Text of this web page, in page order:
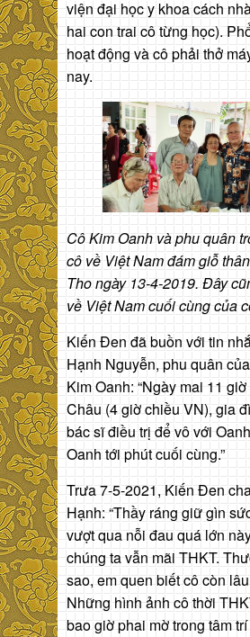
viện đại học y khoa cách
hai con trai cô từng học).
hoạt động và cô phải thở
nay.
Cô Kim Oanh và phu quân
cô về Việt Nam đám giỗ
Tho ngày 13-4-2019. Đây
về Việt Nam cuối cùng của
Kiến Đen đã buồn với tin
Hạnh Nguyễn, phu quân
Kim Oanh: “Ngày mai 11
Châu (4 giờ chiều VN), gia
bác sĩ điều trị để vô với
Oanh tới phút cuối cùng.”
Trưa 7-5-2021, Kiến Đen
Hạnh: “Thầy ráng giữ gìn
vượt qua nỗi đau quá lớn
chúng ta vẫn mãi THKT.
sao, em quen biết cô còn
Những hình ảnh cô thời
bao giờ phai mờ trong tâm trí